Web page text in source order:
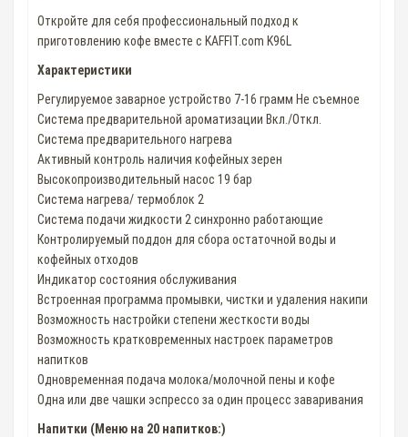
Откройте для себя профессиональный подход к
приготовлению кофе вместе с KAFFIT.com K96L
Характеристики
Регулируемое заварное устройство 7-16 грамм Не съемное
Система предварительной ароматизации Вкл./Откл.
Система предварительного нагрева
Активный контроль наличия кофейных зерен
Высокопроизводительный насос 19 бар
Система нагрева/ термоблок 2
Система подачи жидкости 2 синхронно работающие
Контролируемый поддон для сбора остаточной воды и
кофейных отходов
Индикатор состояния обслуживания
Встроенная программа промывки, чистки и удаления накипи
Возможность настройки степени жесткости воды
Возможность кратковременных настроек параметров
напитков
Одновременная подача молока/молочной пены и кофе
Одна или две чашки эспрессо за один процесс заваривания
Напитки (Меню на 20 напитков:)